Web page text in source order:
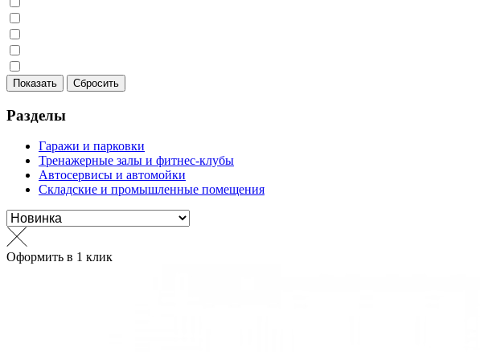
Разделы
Гаражи и парковки
Тренажерные залы и фитнес-клубы
Автосервисы и автомойки
Складские и промышленные помещения
Оформить в 1 клик